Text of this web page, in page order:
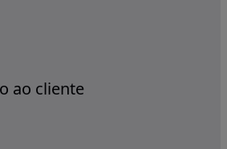
ao cliente